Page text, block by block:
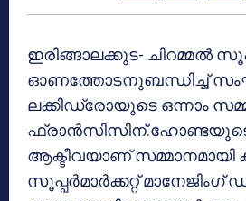
ഇരിങ്ങാലക്കുട- ചിറമ്മല്‍
ഓണത്തോടനുബന്ധിച്ച്
ലക്കിഡ്രോയുടെ ഒന്നാം
ആക്ടീവയാണ് സമ്മാനമായി
സൂപ്പര്‍മാര്‍ക്കറ്റ്